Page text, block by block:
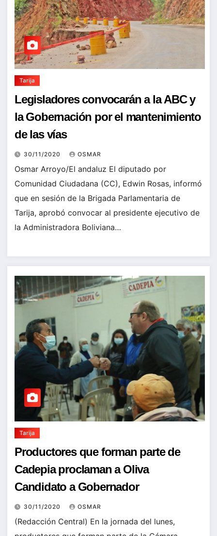
Tarija
Legisladores convocarán a la ABC y
la Gobernación por el mantenimiento
de las vías
30/11/2020 OSMAR
Osmar Arroyo/El andaluz El diputado por
Comunidad Ciudadana (CC), Edwin Rosas, informó
que en sesión de la Brigada Parlamentaria de
Tarija, aprobó convocar al presidente ejecutivo de
la Administradora Boliviana…
Tarija
Productores que forman parte de
Cadepia proclaman a Oliva
Candidato a Gobernador
30/11/2020 OSMAR
(Redacción Central) En la jornada del lunes,